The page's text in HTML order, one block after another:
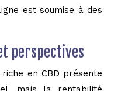
est soumise à des
perspectives
en CBD présente